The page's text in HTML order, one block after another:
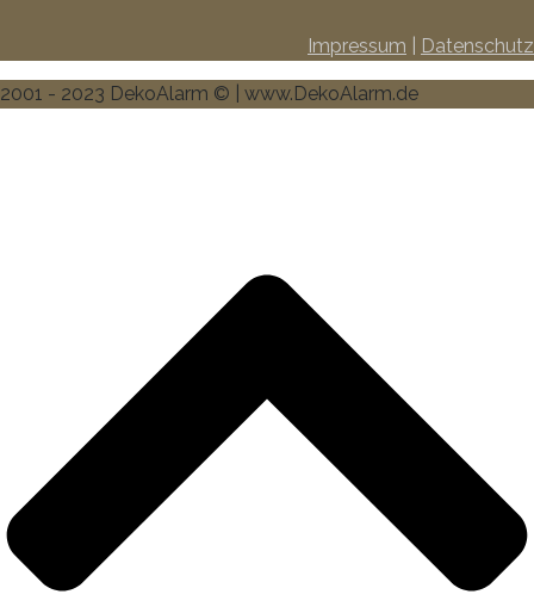
Impressum Datenschutz
2001 - 2023 DekoAlarm © | www.DekoAlarm.de